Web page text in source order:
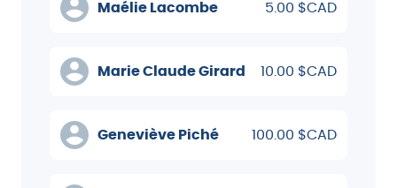
Maélie Lacombe 5.00 $CAD
Marie Claude Girard 10.00 $CAD
Geneviève Piché 100.00 $CAD